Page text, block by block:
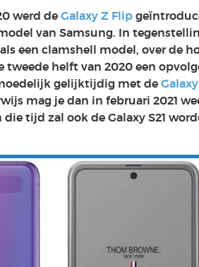
werd de Galaxy Z Flip
van Samsung. In
een clamshell model, over de
tweede helft van 2020 een
gelijktijdig met de
mag je dan in februari 2021
tijd zal ook de Galaxy S21